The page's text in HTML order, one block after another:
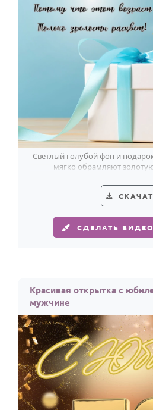
Светлый голубой фон и
мягко обрамляют
СДЕЛАТЬ
Красивая открытка с
мужчине